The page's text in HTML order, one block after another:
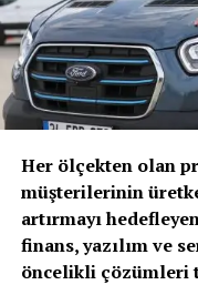
Her ölçekten olan
müşterilerinin
artırmayı
finans, yazılım ve
öncelikli çözümleri